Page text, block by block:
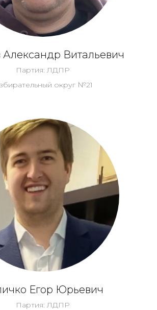
Витальевич
Партия: ЛДПР
округ №21
Егор Юрьевич
Партия: ЛДПР